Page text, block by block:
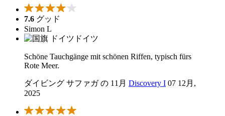
7.6 グッド
Simon L
ドイツ
Schöne Tauchgänge mit schönen Riffen, typisch fürs
Rote Meer.
ダイビング サファガ の 11月 Discovery I 07 12月,
2025